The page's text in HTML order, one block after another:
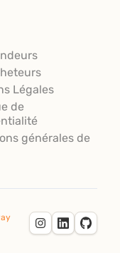
Légales
de
générales de